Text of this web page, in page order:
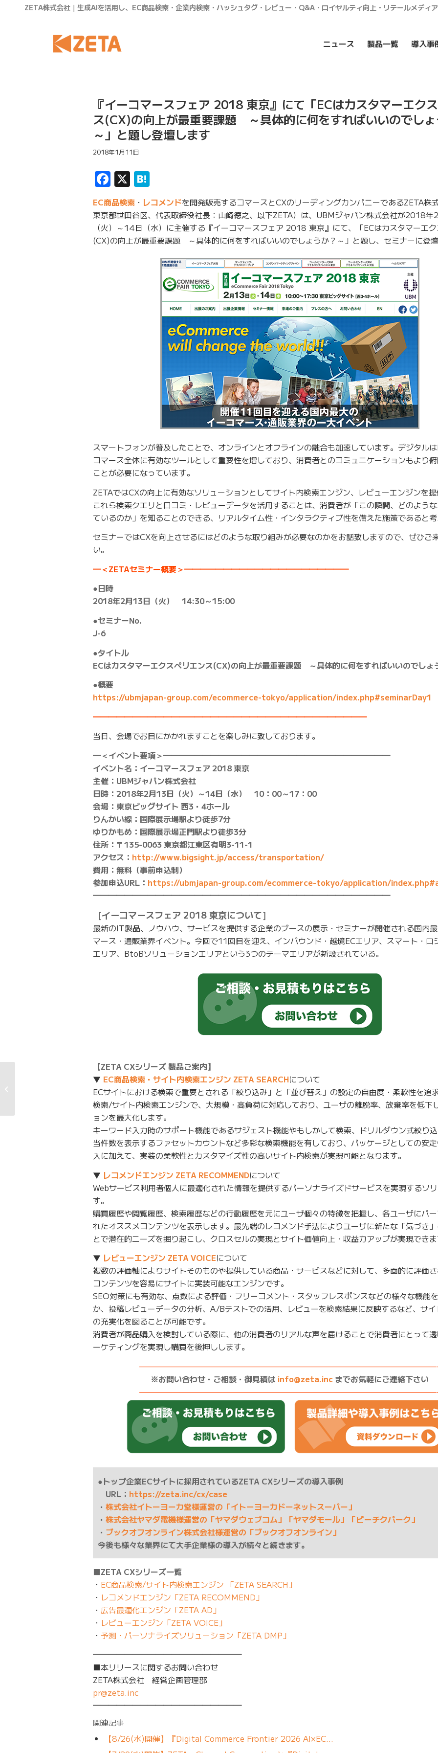
ZETA株式会社｜生成AIを活用し、EC商品検索・企業内検索・ハッシュタグ・レビュー・Q&A・ロイヤルティ向上・リテールメディ
ニュース 製品一覧 導入事
『イーコマースフェア 2018 東京』にて「ECはカスタマーエク
ス(CX)の向上が最重要課題 ～具体的に何をすればいいのでし
～」と題し登壇します
2018年1月11日
Facebook
X
EC商品検索 ・ レコメンドを開発販売するコマースとCXのリーディングカンパニーであるZETA株
東京都世田谷区、代表取締役社長：山崎徳之、以下ZETA）は、UBMジャパン株式会社が2018年
（火）～14日（水）に主催する『イーコマースフェア 2018 東京』にて、「ECはカスタマーエ
(CX)の向上が最重要課題 ～具体的に何をすればいいのでしょうか？～」と題し、セミナーに登
スマートフォンが普及したことで、オンラインとオフラインの融合も加速しています。デジタル
コマース全体に有効なツールとして重要性を増しており、消費者とのコミュニケーションもより
ことが必要になっています。
ZETAではCXの向上に有効なソリューションとしてサイト内検索エンジン、レビューエンジンを
これら検索クエリと口コミ・レビューデータを活用することは、消費者が「この瞬間、どのよう
ているのか」を知ることのできる、リアルタイム性・インタラクティブ性を備えた施策であると
セミナーではCXを向上させるにはどのような取り組みが必要なのかをお話致しますので、ぜひご
い。
━＜ZETAセミナー概要＞━━━━━━━━━━━━━━━━━━━━━
●日時
2018年2月13日（火） 14:30～15:00
●セミナーNo.
J-6
●タイトル
ECはカスタマーエクスペリエンス(CX)の向上が最重要課題 ～具体的に何をすればいいのでしょ
●概要
https://ubmjapan-group.com/ecommerce-tokyo/application/index.php#seminarDay1
━━━━━━━━━━━━━━━━━━━━━━━━━━━━━━━━━━━
当日、会場でお目にかかれますことを楽しみに致しております。
━＜イベント要項＞━━━━━━━━━━━━━━━━━━━━━━━━━━━━━
イベント名：イーコマースフェア 2018 東京
主催：UBMジャパン株式会社
日時：2018年2月13日（火）～14日（水） 10：00～17：00
会場：東京ビッグサイト 西3・4ホール
りんかい線：国際展示場駅より徒歩7分
ゆりかもめ：国際展示場正門駅より徒歩3分
住所：〒135-0063 東京都江東区有明3-11-1
アクセス： http://www.bigsight.jp/access/transportation/
費用：無料（事前申込制）
参加申込URL： https://ubmjapan-group.com/ecommerce-tokyo/application/
━━━━━━━━━━━━━━━━━━━━━━━━━━━━━━━━━━━━━━
［イーコマースフェア 2018 東京について］
最新のIT製品、ノウハウ、サービスを提供する企業のブースの展示・セミナーが開催される国内
マース・通販業界イベント。今回で11回目を迎え、インバウンド・越境ECエリア、スマート・ロ
エリア、BtoBソリューションエリアという3つのテーマエリアが新設されている。
【ZETA CXシリーズ 製品ご案内】
▼ EC商品検索・サイト内検索エンジン ZETA SEARCHについて
ECサイトにおける検索で重要とされる「絞り込み」と「並び替え」の設定の自由度・柔軟性を追
検索/サイト内検索エンジンで、大規模・高負荷に対応しており、ユーザの離脱率、放棄率を低下
ョンを最大化します。
キーワード入力時のサポート機能であるサジェスト機能やもしかして検索、ドリルダウン式絞り
当件数を表示するファセットカウントなど多彩な検索機能を有しており、パッケージとしての安
入に加えて、実装の柔軟性とカスタマイズ性の高いサイト内検索が実現可能となります。
▼ レコメンドエンジン ZETA RECOMMENDについて
Webサービス利用者個人に最適化された情報を提供するパーソナライズドサービスを実現するソ
す。
購買履歴や閲覧履歴、検索履歴などの行動履歴を元にユーザ個々の特徴を把握し、各ユーザにパ
れたオススメコンテンツを表示します。最先端のレコメンド手法によりユーザに新たな「気づき
とで潜在的ニーズを掘り起こし、クロスセルの実現とサイト価値向上・収益力アップが実現でき
▼ レビューエンジン ZETA VOICEについて
複数の評価軸によりサイトそのものや提供している商品・サービスなどに対して、多面的に評価
コンテンツを容易にサイトに実装可能なエンジンです。
SEO対策にも有効な、点数による評価・フリーコメント・スタッフレスポンスなどの様々な機能
か、投稿レビューデータの分析、A/Bテストでの活用、レビューを検索結果に反映するなど、サ
の充実化を図ることが可能です。
消費者が商品購入を検討している際に、他の消費者のリアルな声を届けることで消費者にとって
ーケティングを実現し購買を後押しします。
※お問い合わせ・ご相談・御見積は info@zeta.inc までお気軽にご連絡下さい
●トップ企業ECサイトに採用されているZETA CXシリーズの導入事例
URL： https://zeta.inc/cx/case
・ 株式会社イトーヨーカ堂様運営の「イトーヨーカドーネットスーパー」
・ 株式会社ヤマダ電機様運営の「ヤマダウェブコム」「ヤマダモール」「ピーチクパーク」
・ ブックオフオンライン株式会社様運営の「ブックオフオンライン」
今後も様々な業界にて大手企業様の導入が続々と続きます。
■ZETA CXシリーズ一覧
・ EC商品検索/サイト内検索エンジン 「ZETA SEARCH」
・ レコメンドエンジン「ZETA RECOMMEND」
・ 広告最適化エンジン「ZETA AD」
・ レビューエンジン「ZETA VOICE」
・ 予測・パーソナライズソリューション「ZETA DMP」
━━━━━━━━━━━━━━━━━━━
■本リリースに関するお問い合わせ
ZETA株式会社 経営企画管理部
pr@zeta.inc
━━━━━━━━━━━━━━━━━━━
関連記事
【8/26(水)開催】『Digital Commerce Frontier 2026 AI×EC…